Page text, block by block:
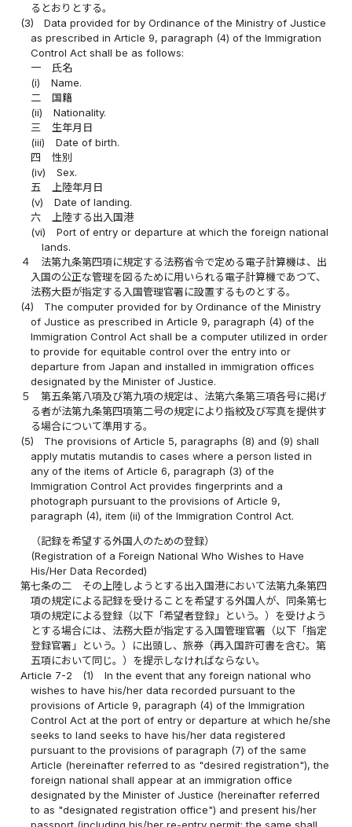
るとおりとする。
(3)
Data provided for by Ordinance of the Ministry of Justice
as prescribed in Article 9, paragraph (4) of the Immigration
Control Act shall be as follows:
一
氏名
(i)
Name.
二
国籍
(ii)
Nationality.
三
生年月日
(iii)
Date of birth.
四
性別
(iv)
Sex.
五
上陸年月日
(v)
Date of landing.
六
上陸する出入国港
(vi)
Port of entry or departure at which the foreign national
lands.
４
法第九条第四項に規定する法務省令で定める電子計算機は、出
入国の公正な管理を図るために用いられる電子計算機であつて、
法務大臣が指定する入国管理官署に設置するものとする。
(4)
The computer provided for by Ordinance of the Ministry
of Justice as prescribed in Article 9, paragraph (4) of the
Immigration Control Act shall be a computer utilized in order
to provide for equitable control over the entry into or
departure from Japan and installed in immigration offices
designated by the Minister of Justice.
５
第五条第八項及び第九項の規定は、法第六条第三項各号に掲げ
る者が法第九条第四項第二号の規定により指紋及び写真を提供す
る場合について準用する。
(5)
The provisions of Article 5, paragraphs (8) and (9) shall
apply mutatis mutandis to cases where a person listed in
any of the items of Article 6, paragraph (3) of the
Immigration Control Act provides fingerprints and a
photograph pursuant to the provisions of Article 9,
paragraph (4), item (ii) of the Immigration Control Act.
（記録を希望する外国人のための登録）
(Registration of a Foreign National Who Wishes to Have
His/Her Data Recorded)
第七条の二
その上陸しようとする出入国港において法第九条第四
項の規定による記録を受けることを希望する外国人が、同条第七
項の規定による登録（以下「希望者登録」という。）を受けよう
とする場合には、法務大臣が指定する入国管理官署（以下「指定
登録官署」という。）に出頭し、旅券（再入国許可書を含む。第
五項において同じ。）を提示しなければならない。
Article 7-2
(1)
In the event that any foreign national who
wishes to have his/her data recorded pursuant to the
provisions of Article 9, paragraph (4) of the Immigration
Control Act at the port of entry or departure at which he/she
seeks to land seeks to have his/her data registered
pursuant to the provisions of paragraph (7) of the same
Article (hereinafter referred to as "desired registration"), the
foreign national shall appear at an immigration office
designated by the Minister of Justice (hereinafter referred
to as "designated registration office") and present his/her